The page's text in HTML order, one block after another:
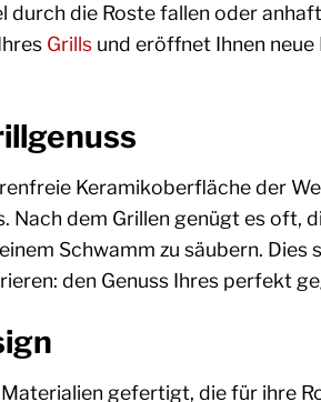
die Roste fallen oder
Grills und eröffnet Ihnen neue
Keramikoberfläche der
Nach dem Grillen genügt es oft,
Schwamm zu säubern. Dies
den Genuss Ihres perfekt
gefertigt, die für ihre